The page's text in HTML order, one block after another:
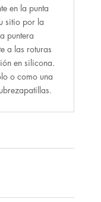
en la punta
sitio por la
puntera
a las roturas
en silicona.
o como una